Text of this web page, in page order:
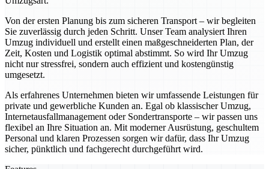
Von der ersten Planung bis zum sicheren Transport – wir begleiten
Sie zuverlässig durch jeden Schritt. Unser Team analysiert Ihren
Umzug individuell und erstellt einen maßgeschneiderten Plan, der
Zeit, Kosten und Logistik optimal abstimmt. So wird Ihr Umzug
nicht nur stressfrei, sondern auch effizient und kostengünstig
umgesetzt.
Als erfahrenes Unternehmen bieten wir umfassende Leistungen für
private und gewerbliche Kunden an. Egal ob klassischer Umzug,
Internetausfallmanagement oder Sondertransporte – wir passen uns
flexibel an Ihre Situation an. Mit moderner Ausrüstung, geschultem
Personal und klaren Prozessen sorgen wir dafür, dass Ihr Umzug
sicher, pünktlich und fachgerecht durchgeführt wird.